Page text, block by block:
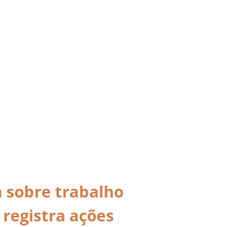
sobre trabalho
ações